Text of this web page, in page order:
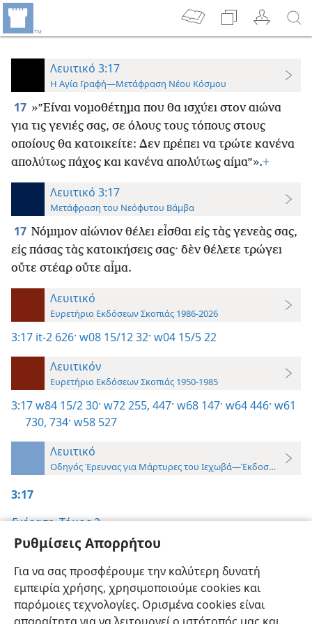
Ρυθμίσεις Απορρήτου
Για να σας προσφέρουμε την καλύτερη δυνατή
εμπειρία χρήσης, χρησιμοποιούμε cookies και
παρόμοιες τεχνολογίες. Ορισμένα cookies είναι
Λευιτικό 3:17
Η Αγία Γραφή—Μετάφραση Νέου Κόσμου
17 »”Είναι νομοθέτημα που θα ισχύει στον αιώνα
για τις γενιές σας, σε όλους τους τόπους στους
οποίους θα κατοικείτε: Δεν πρέπει να τρώτε κανένα
απολύτως πάχος και κανένα απολύτως αίμα”».+
Λευιτικό 3:17
Μετάφραση του Νεόφυτου Βάμβα
17 Νόμιμον αἰώνιον θέλει εἶσθαι εἰς τὰς γενεὰς σας,
εἰς πάσας τὰς κατοικήσεις σας· δὲν θέλετε τρώγει
οὔτε στέαρ οὔτε αἷμα.
Λευιτικό
Ευρετήριο Εκδόσεων Σκοπιάς 1986-2026
3:17 it-2 626· w08 15/12 32· w04 15/5 22
Λευιτικόν
Ευρετήριο Εκδόσεων Σκοπιάς 1950-1985
3:17w84 15/2 30· w72 255, 447· w68 147· w64 446· w61
730, 734· w58 527
Λευιτικό
Οδηγός Έρευνας για Μάρτυρες του Ιεχωβά—Έκδοση 2019
3:17
Ενόραση,Τόμος 2
Η Σκοπιά,
15/12/2008, σ. 32
15/5/2004, σ. 22